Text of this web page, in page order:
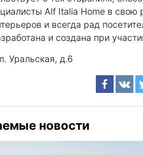
Alf Italia Home в свою
и всегда рад
и создана при
Уральская, д.6
новости